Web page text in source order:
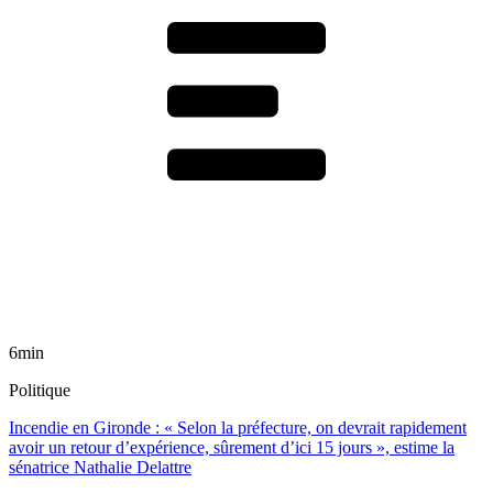
6min
Politique
Incendie en Gironde : « Selon la préfecture, on devrait rapidement
avoir un retour d’expérience, sûrement d’ici 15 jours », estime la
sénatrice Nathalie Delattre